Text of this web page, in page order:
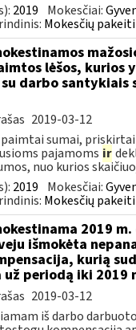
2019 Mokesčiai:
Mokesčių
lėšos, kurios
darbo santykiais
2019-03-12
paimtai sumai,
pajamoms ir
nuo kurios
2019 Mokesčiai:
Mokesčių
2019
išmokėta
kurią
periodą iki 2019
2019-03-12
iš darbo